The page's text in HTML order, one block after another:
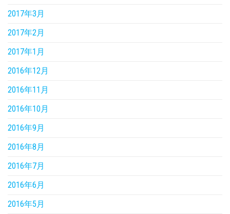
2017年3月
2017年2月
2017年1月
2016年12月
2016年11月
2016年10月
2016年9月
2016年8月
2016年7月
2016年6月
2016年5月